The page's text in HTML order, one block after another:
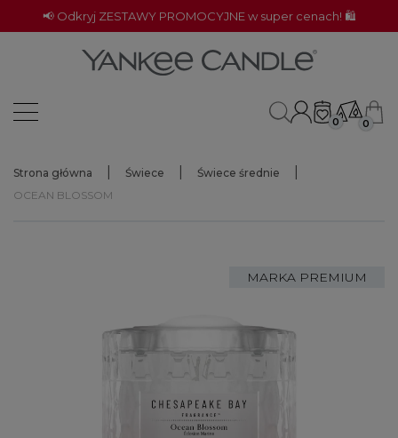
📢 Odkryj ZESTAWY PROMOCYJNE w super cenach! 🛍️
0 0
Strona główna Świece
Świece średnie
OCEAN BLOSSOM
MARKA PREMIUM